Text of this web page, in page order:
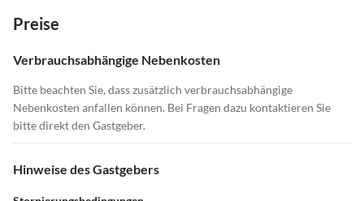
Preise
Verbrauchsabhängige Nebenkosten
Bitte beachten Sie, dass zusätzlich verbrauchsabhängige
Nebenkosten anfallen können. Bei Fragen dazu kontaktieren Sie
bitte direkt den Gastgeber.
Hinweise des Gastgebers